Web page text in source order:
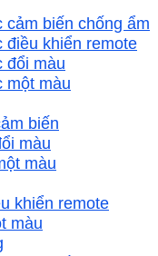
cảm biến chống ẩm
điều khiển remote
đổi màu
một màu
biến
màu
màu
khiển remote
màu